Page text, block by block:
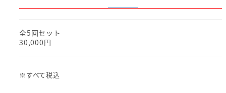
全5回セット
30,000円
※すべて税込